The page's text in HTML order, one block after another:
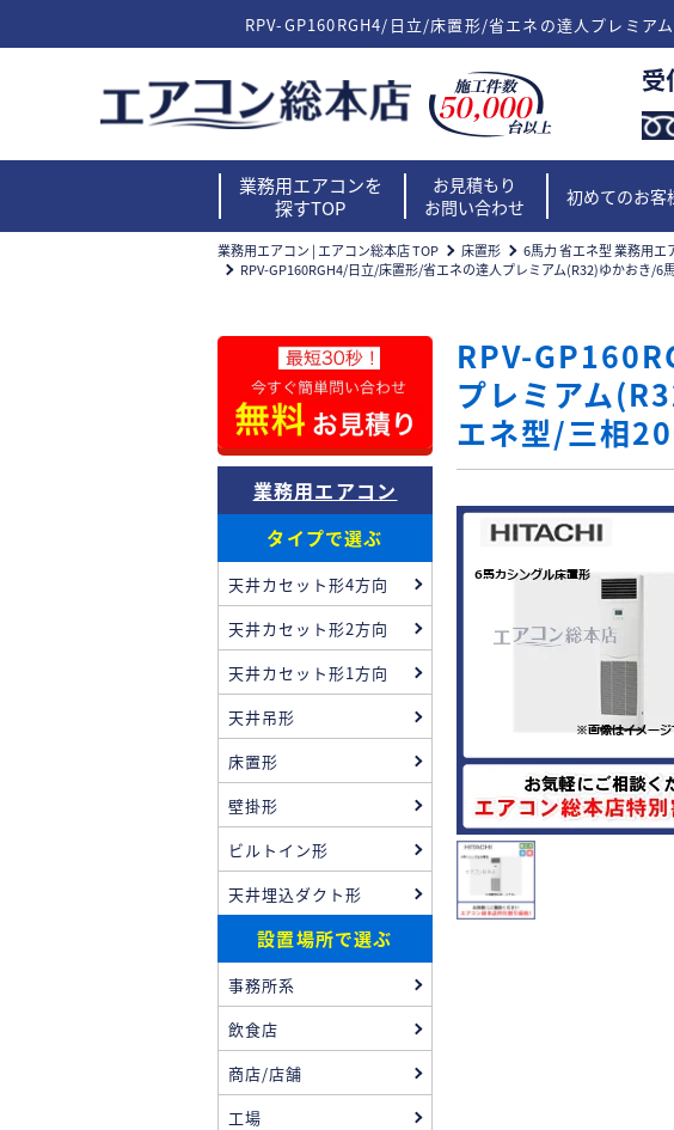
RPV-GP160RGH4/日立/床置形/省エネの達人プレミ
業務用エアコンを
探すTOP
お見積もり
お問い合わせ
初めてのお客
業務用エアコン | エアコン総本店 TOP 床置形 6馬力 省エネ型 業務用エ
RPV-GP160RGH4/日立/床置形/省エネの達人プレミアム(R32)ゆかおき/
RPV-
プレミアム
エネ型/三相
業務用エアコン
タイプで選ぶ
天井カセット形4方向
天井カセット形2方向
天井カセット形1方向
天井吊形
床置形
壁掛形
ビルトイン形
天井埋込ダクト形
設置場所で選ぶ
事務所系
飲食店
商店/店舗
工場